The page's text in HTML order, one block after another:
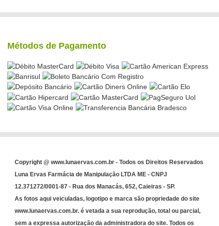
Métodos de Pagamento
Copyright @ www.lunaervas.com.br - Todos os Direitos Reservados
Luna Ervas Farmácia de Manipulação LTDA ME - CNPJ
12.371272/0001-87 - Rua dos Manacás, 652, Caieiras - SP.
As fotos aqui veiculadas, logotipo e marca são propriedade do site
www.lunaervas.com.br. é vetada a sua reprodução, total ou parcial,
sem a expressa autorização da administradora do site. Todos os